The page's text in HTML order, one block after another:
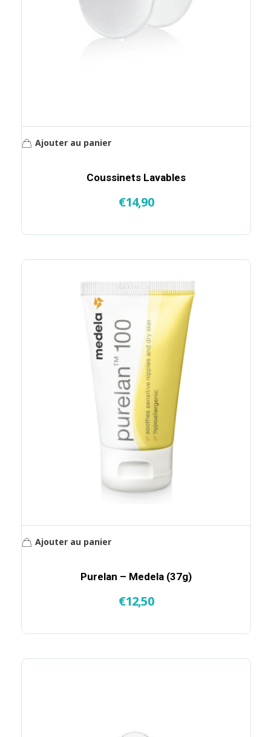
Coussinets Lavables
€14,90
Ajouter au panier
Purelan – Medela (37g)
€12,50
Ajouter au panier